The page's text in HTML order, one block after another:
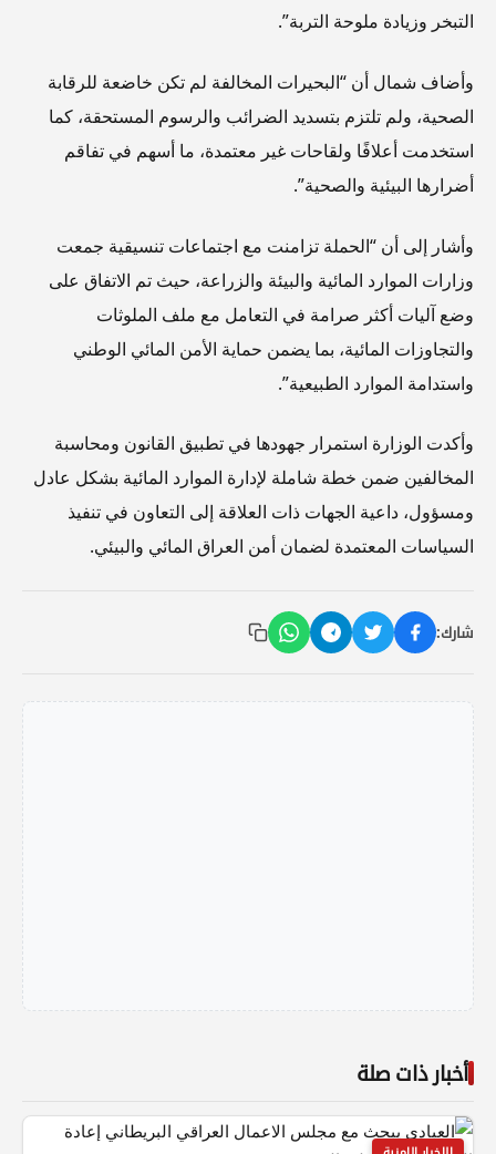
التبخر وزيادة ملوحة التربة”.
وأضاف شمال أن “البحيرات المخالفة لم تكن خاضعة للرقابة
الصحية، ولم تلتزم بتسديد الضرائب والرسوم المستحقة، كما
استخدمت أعلافًا ولقاحات غير معتمدة، ما أسهم في تفاقم
أضرارها البيئية والصحية”.
وأشار إلى أن “الحملة تزامنت مع اجتماعات تنسيقية جمعت
وزارات الموارد المائية والبيئة والزراعة، حيث تم الاتفاق على
وضع آليات أكثر صرامة في التعامل مع ملف الملوثات
والتجاوزات المائية، بما يضمن حماية الأمن المائي الوطني
واستدامة الموارد الطبيعية”.
وأكدت الوزارة استمرار جهودها في تطبيق القانون ومحاسبة
المخالفين ضمن خطة شاملة لإدارة الموارد المائية بشكل عادل
ومسؤول، داعية الجهات ذات العلاقة إلى التعاون في تنفيذ
السياسات المعتمدة لضمان أمن العراق المائي والبيئي.
شارك:
أخبار ذات صلة